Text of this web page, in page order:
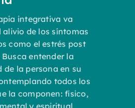
integrativa va
alivio de los síntomas
como el estrés post
entender la
de la persona en su
todos los
la componen: físico,